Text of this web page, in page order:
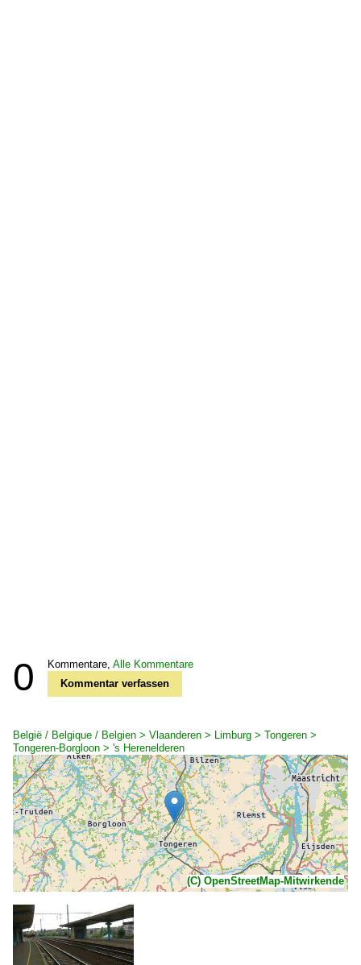
0 Kommentare, Alle Kommentare
Kommentar verfassen
België / Belgique / Belgien > Vlaanderen > Limburg > Tongeren >
Tongeren-Borgloon > 's Herenelderen
(C) OpenStreetMap-Mitwirkende